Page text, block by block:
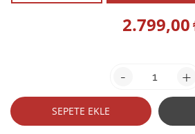
2.799,00
- +
SEPETE EKLE